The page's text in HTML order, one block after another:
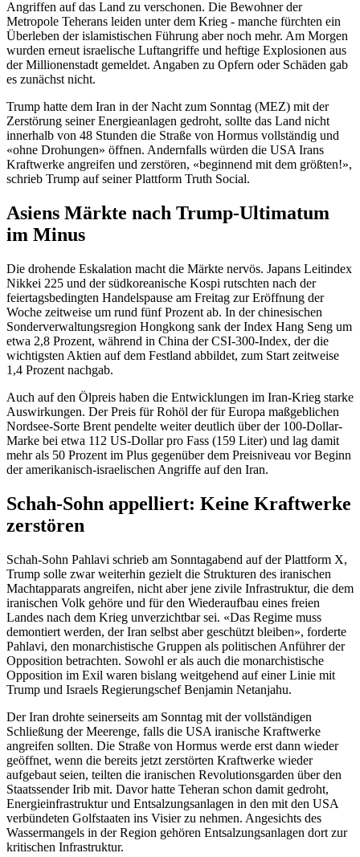
Angriffen auf das Land zu verschonen. Die Bewohner der
Metropole Teherans leiden unter dem Krieg - manche fürchten ein
Überleben der islamistischen Führung aber noch mehr. Am Morgen
wurden erneut israelische Luftangriffe und heftige Explosionen aus
der Millionenstadt gemeldet. Angaben zu Opfern oder Schäden gab
es zunächst nicht.
Trump hatte dem Iran in der Nacht zum Sonntag (MEZ) mit der
Zerstörung seiner Energieanlagen gedroht, sollte das Land nicht
innerhalb von 48 Stunden die Straße von Hormus vollständig und
«ohne Drohungen» öffnen. Andernfalls würden die USA Irans
Kraftwerke angreifen und zerstören, «beginnend mit dem größten!»,
schrieb Trump auf seiner Plattform Truth Social.
Asiens Märkte nach Trump-Ultimatum
im Minus
Die drohende Eskalation macht die Märkte nervös. Japans Leitindex
Nikkei 225 und der südkoreanische Kospi rutschten nach der
feiertagsbedingten Handelspause am Freitag zur Eröffnung der
Woche zeitweise um rund fünf Prozent ab. In der chinesischen
Sonderverwaltungsregion Hongkong sank der Index Hang Seng um
etwa 2,8 Prozent, während in China der CSI-300-Index, der die
wichtigsten Aktien auf dem Festland abbildet, zum Start zeitweise
1,4 Prozent nachgab.
Auch auf den Ölpreis haben die Entwicklungen im Iran-Krieg starke
Auswirkungen. Der Preis für Rohöl der für Europa maßgeblichen
Nordsee-Sorte Brent pendelte weiter deutlich über der 100-Dollar-
Marke bei etwa 112 US-Dollar pro Fass (159 Liter) und lag damit
mehr als 50 Prozent im Plus gegenüber dem Preisniveau vor Beginn
der amerikanisch-israelischen Angriffe auf den Iran.
Schah-Sohn appelliert: Keine Kraftwerke
zerstören
Schah-Sohn Pahlavi schrieb am Sonntagabend auf der Plattform X,
Trump solle zwar weiterhin gezielt die Strukturen des iranischen
Machtapparats angreifen, nicht aber jene zivile Infrastruktur, die dem
iranischen Volk gehöre und für den Wiederaufbau eines freien
Landes nach dem Krieg unverzichtbar sei. «Das Regime muss
demontiert werden, der Iran selbst aber geschützt bleiben», forderte
Pahlavi, den monarchistische Gruppen als politischen Anführer der
Opposition betrachten. Sowohl er als auch die monarchistische
Opposition im Exil waren bislang weitgehend auf einer Linie mit
Trump und Israels Regierungschef Benjamin Netanjahu.
Der Iran drohte seinerseits am Sonntag mit der vollständigen
Schließung der Meerenge, falls die USA iranische Kraftwerke
angreifen sollten. Die Straße von Hormus werde erst dann wieder
geöffnet, wenn die bereits jetzt zerstörten Kraftwerke wieder
aufgebaut seien, teilten die iranischen Revolutionsgarden über den
Staatssender Irib mit. Davor hatte Teheran schon damit gedroht,
Energieinfrastruktur und Entsalzungsanlagen in den mit den USA
verbündeten Golfstaaten ins Visier zu nehmen. Angesichts des
Wassermangels in der Region gehören Entsalzungsanlagen dort zur
kritischen Infrastruktur.